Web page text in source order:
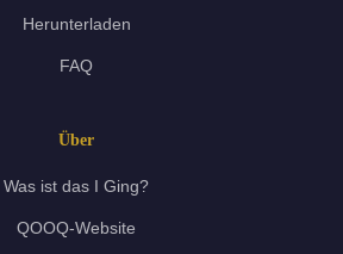
Herunterladen
FAQ
Über
Was ist das I Ging?
QOOQ-Website